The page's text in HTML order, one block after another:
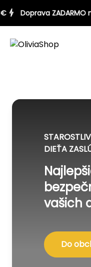
€ Doprava
DIEŤA
vašich
Do